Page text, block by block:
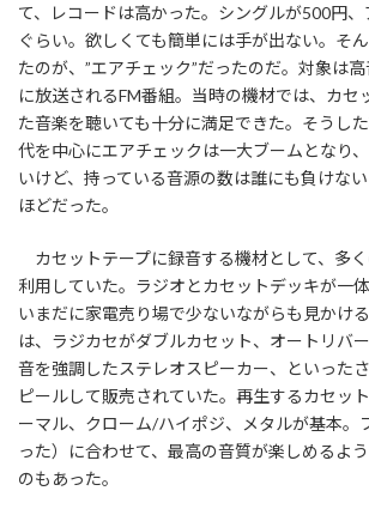
て、レコードは高かった。シングルが500円
ぐらい。欲しくても簡単には手が出ない。そ
たのが、”エアチェック”だったのだ。対象は
に放送されるFM番組。当時の機材では、カセ
た音楽を聴いても十分に満足できた。そうし
代を中心にエアチェックは一大ブームとなり
いけど、持っている音源の数は誰にも負けな
ほどだった。
カセットテープに録音する機材として、多
利用していた。ラジオとカセットデッキが一体
いまだに家電売り場で少ないながらも見かけ
は、ラジカセがダブルカセット、オートリバ
音を強調したステレオスピーカー、といった
ピールして販売されていた。再生するカセッ
ーマル、クローム/ハイポジ、メタルが基本。
った）に合わせて、最高の音質が楽しめるよ
のもあった。